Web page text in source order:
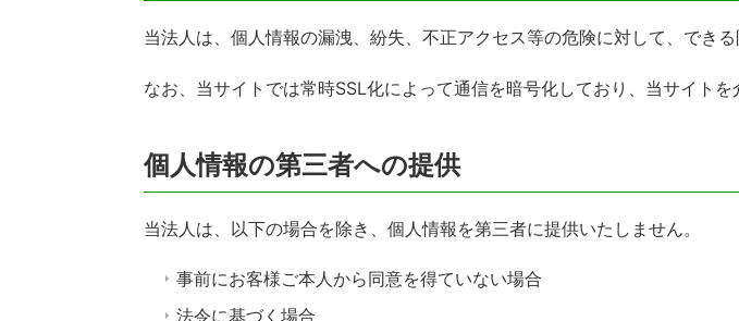
当法人は、個人情報の漏洩、紛失、不正アクセス等の危険に対して、でき
なお、当サイトでは常時SSL化によって通信を暗号化しており、当サイトを
個人情報の第三者への提供
当法人は、以下の場合を除き、個人情報を第三者に提供いたしません。
事前にお客様ご本人から同意を得ていない場合
法令に基づく場合